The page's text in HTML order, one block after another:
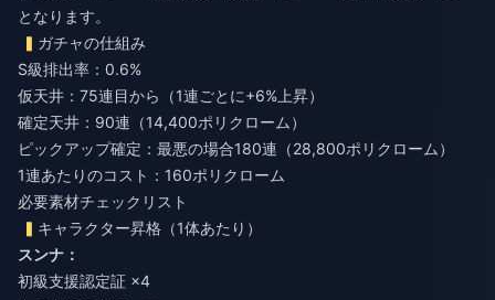
となります。
ガチャの仕組み
S級排出率：0.6%
仮天井：75連目から（1連ごとに+6%上昇）
確定天井：90連（14,400ポリクローム）
ピックアップ確定：最悪の場合180連（28,800ポリクローム）
1連あたりのコスト：160ポリクローム
必要素材チェックリスト
キャラクター昇格（1体あたり）
スンナ：
初級支援認定証 ×4